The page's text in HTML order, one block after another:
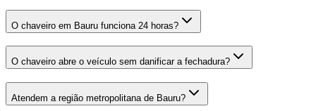
O chaveiro em Bauru funciona 24 horas?
O chaveiro abre o veículo sem danificar a fechadura?
Atendem a região metropolitana de Bauru?